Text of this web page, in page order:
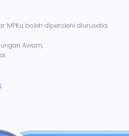
MPKu boleh diperolehi diurusetia:
Awam,